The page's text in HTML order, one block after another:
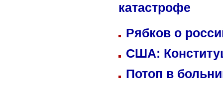
катастрофе
Рябков о
США:
Потоп в